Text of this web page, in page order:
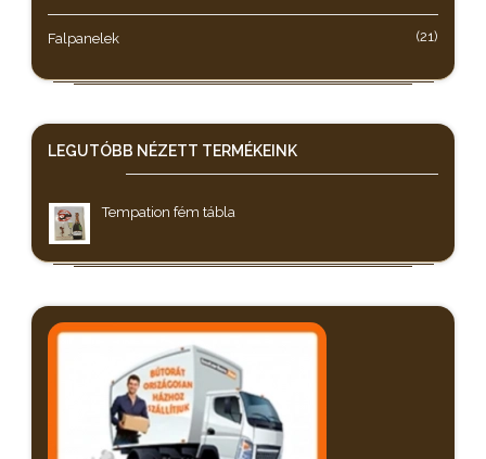
Falpanelek (21)
LEGUTÓBB NÉZETT TERMÉKEINK
Tempation fém tábla